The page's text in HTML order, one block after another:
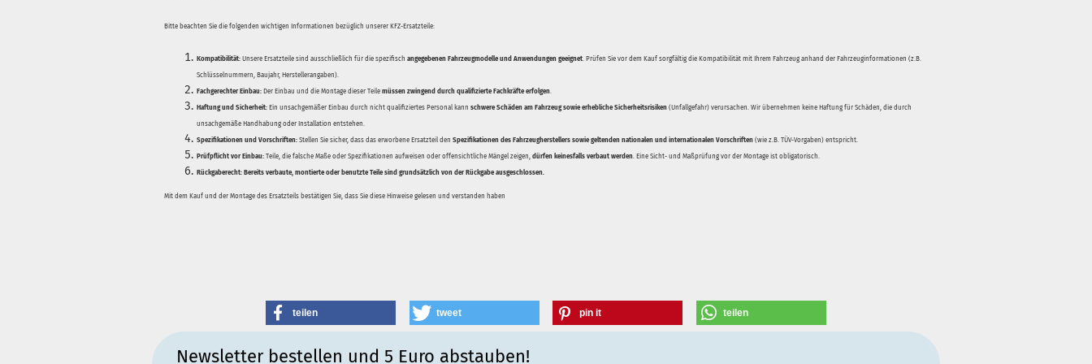
Bitte beachten Sie die folgenden wichtigen Informationen bezüglich unserer KFZ-Ersatzteile:
Kompatibilität: Unsere Ersatzteile sind ausschließlich für die spezifisch angegebenen Fahrzeugmodelle und Anwendungen geeignet. Prüfen Sie vor dem Kauf sorgfältig die Kompatibilität mit Ihrem Fahrzeug anhand der Fahrzeuginformationen (z.B.
Schlüsselnummern, Baujahr, Herstellerangaben).
Fachgerechter Einbau: Der Einbau und die Montage dieser Teile müssen zwingend durch qualifizierte Fachkräfte erfolgen.
Haftung und Sicherheit: Ein unsachgemäßer Einbau durch nicht qualifiziertes Personal kann schwere Schäden am Fahrzeug sowie erhebliche Sicherheitsrisiken (Unfallgefahr) verursachen. Wir übernehmen keine Haftung für Schäden, die durch
unsachgemäße Handhabung oder Installation entstehen.
Spezifikationen und Vorschriften: Stellen Sie sicher, dass das erworbene Ersatzteil den Spezifikationen des Fahrzeugherstellers sowie geltenden nationalen und internationalen Vorschriften (wie z.B. TÜV-Vorgaben) entspricht.
Prüfpflicht vor Einbau: Teile, die falsche Maße oder Spezifikationen aufweisen oder offensichtliche Mängel zeigen, dürfen keinesfalls verbaut werden. Eine Sicht- und Maßprüfung vor der Montage ist obligatorisch.
Rückgaberecht: Bereits verbaute, montierte oder benutzte Teile sind grundsätzlich von der Rückgabe ausgeschlossen.
Mit dem Kauf und der Montage des Ersatzteils bestätigen Sie, dass Sie diese Hinweise gelesen und verstanden haben
teilen tweet pin it teilen
Newsletter bestellen und 5 Euro abstauben!